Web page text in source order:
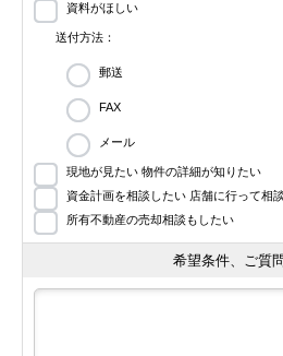
資料がほしい
送付方法：
郵送
FAX
メール
現地が見たい 物件の詳細が知りたい
資金計画を相談したい 店舗に行って相
所有不動産の売却相談もしたい
希望条件、ご質